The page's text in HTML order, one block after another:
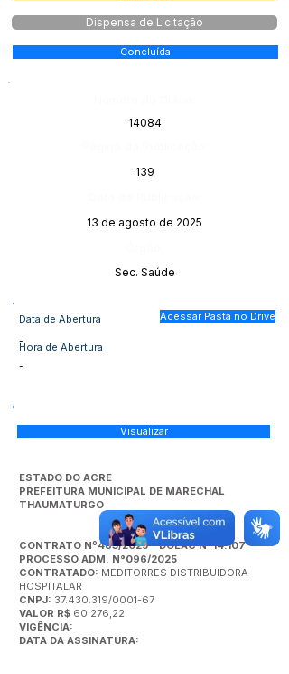
Dispensa de Licitação
Concluída
14084
139
13 de agosto de 2025
Sec. Saúde
Data de Abertura
-Hora de Abertura
-
Acessar Pasta no Drive
Visualizar
ESTADO DO ACRE
PREFEITURA MUNICIPAL DE MARECHAL
THAUMATURGO
CONTRATO Nº483/2025 - DOEAC N°14.107
PROCESSO ADM. N°096/2025
CONTRATADO: MEDITORRES DISTRIBUIDORA
HOSPITALAR
CNPJ: 37.430.319/0001-67
VALOR R$ 60.276,22
VIGÊNCIA:
DATA DA ASSINATURA: